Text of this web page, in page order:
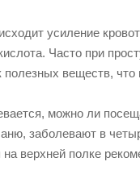
усиление
Часто при
веществ, что
можно ли
заболевают в
верхней полке